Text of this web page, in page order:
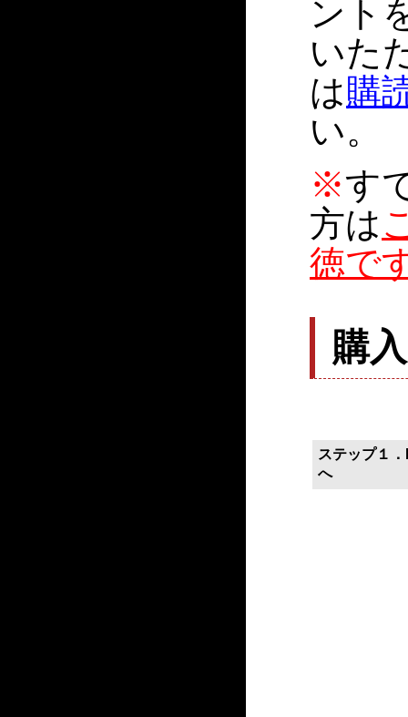
ント
いた
は購
い。
※す
方は
徳で
購
ステップ１
へ